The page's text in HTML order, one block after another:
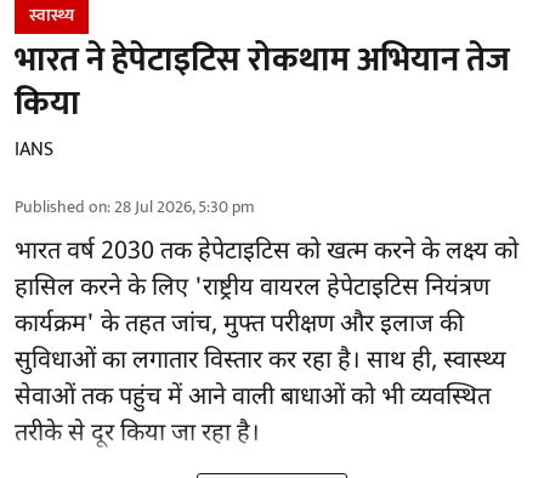
स्वास्थ्य
भारत ने हेपेटाइटिस रोकथाम अभियान तेज
किया
IANS
Published on:28 Jul 2026, 5:30 pm
भारत वर्ष 2030 तक हेपेटाइटिस को खत्म करने के लक्ष्य को
हासिल करने के लिए 'राष्ट्रीय वायरल हेपेटाइटिस नियंत्रण
कार्यक्रम' के तहत जांच, मुफ्त परीक्षण और इलाज की
सुविधाओं का लगातार विस्तार कर रहा है। साथ ही, स्वास्थ्य
सेवाओं तक पहुंच में आने वाली बाधाओं को भी व्यवस्थित
तरीके से दूर किया जा रहा है।